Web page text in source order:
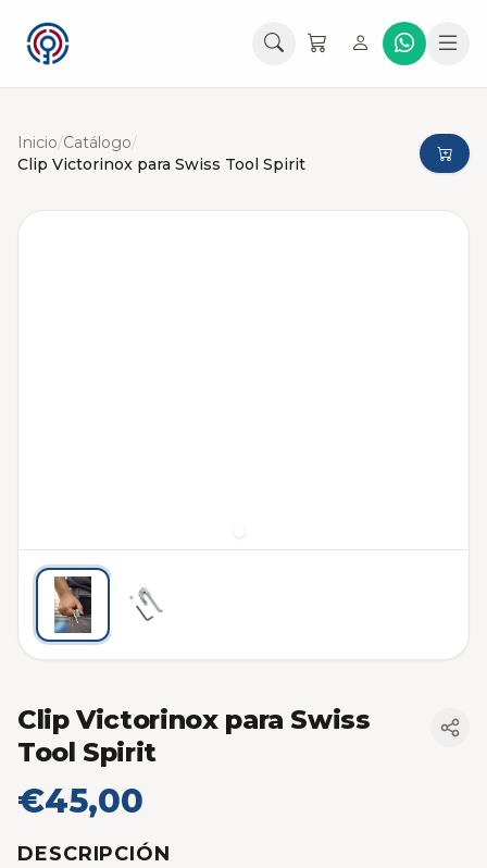
Inicio/Catálogo/
Clip Victorinox para Swiss Tool Spirit
Clip Victorinox para Swiss
Tool Spirit
€45,00
DESCRIPCIÓN